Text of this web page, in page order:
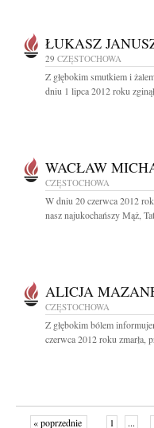
ŁUKASZ
29 CZĘSTOCHOWA
Z głębokim smutkiem i
dniu 1 lipca 2012 roku
WACŁAW
CZĘSTOCHOWA
W dniu 20 czerwca 2012
nasz najukochańszy Mąż,
ALICJA
CZĘSTOCHOWA
Z głębokim bólem
czerwca 2012 roku zmarła,
« poprzednie 1 ...